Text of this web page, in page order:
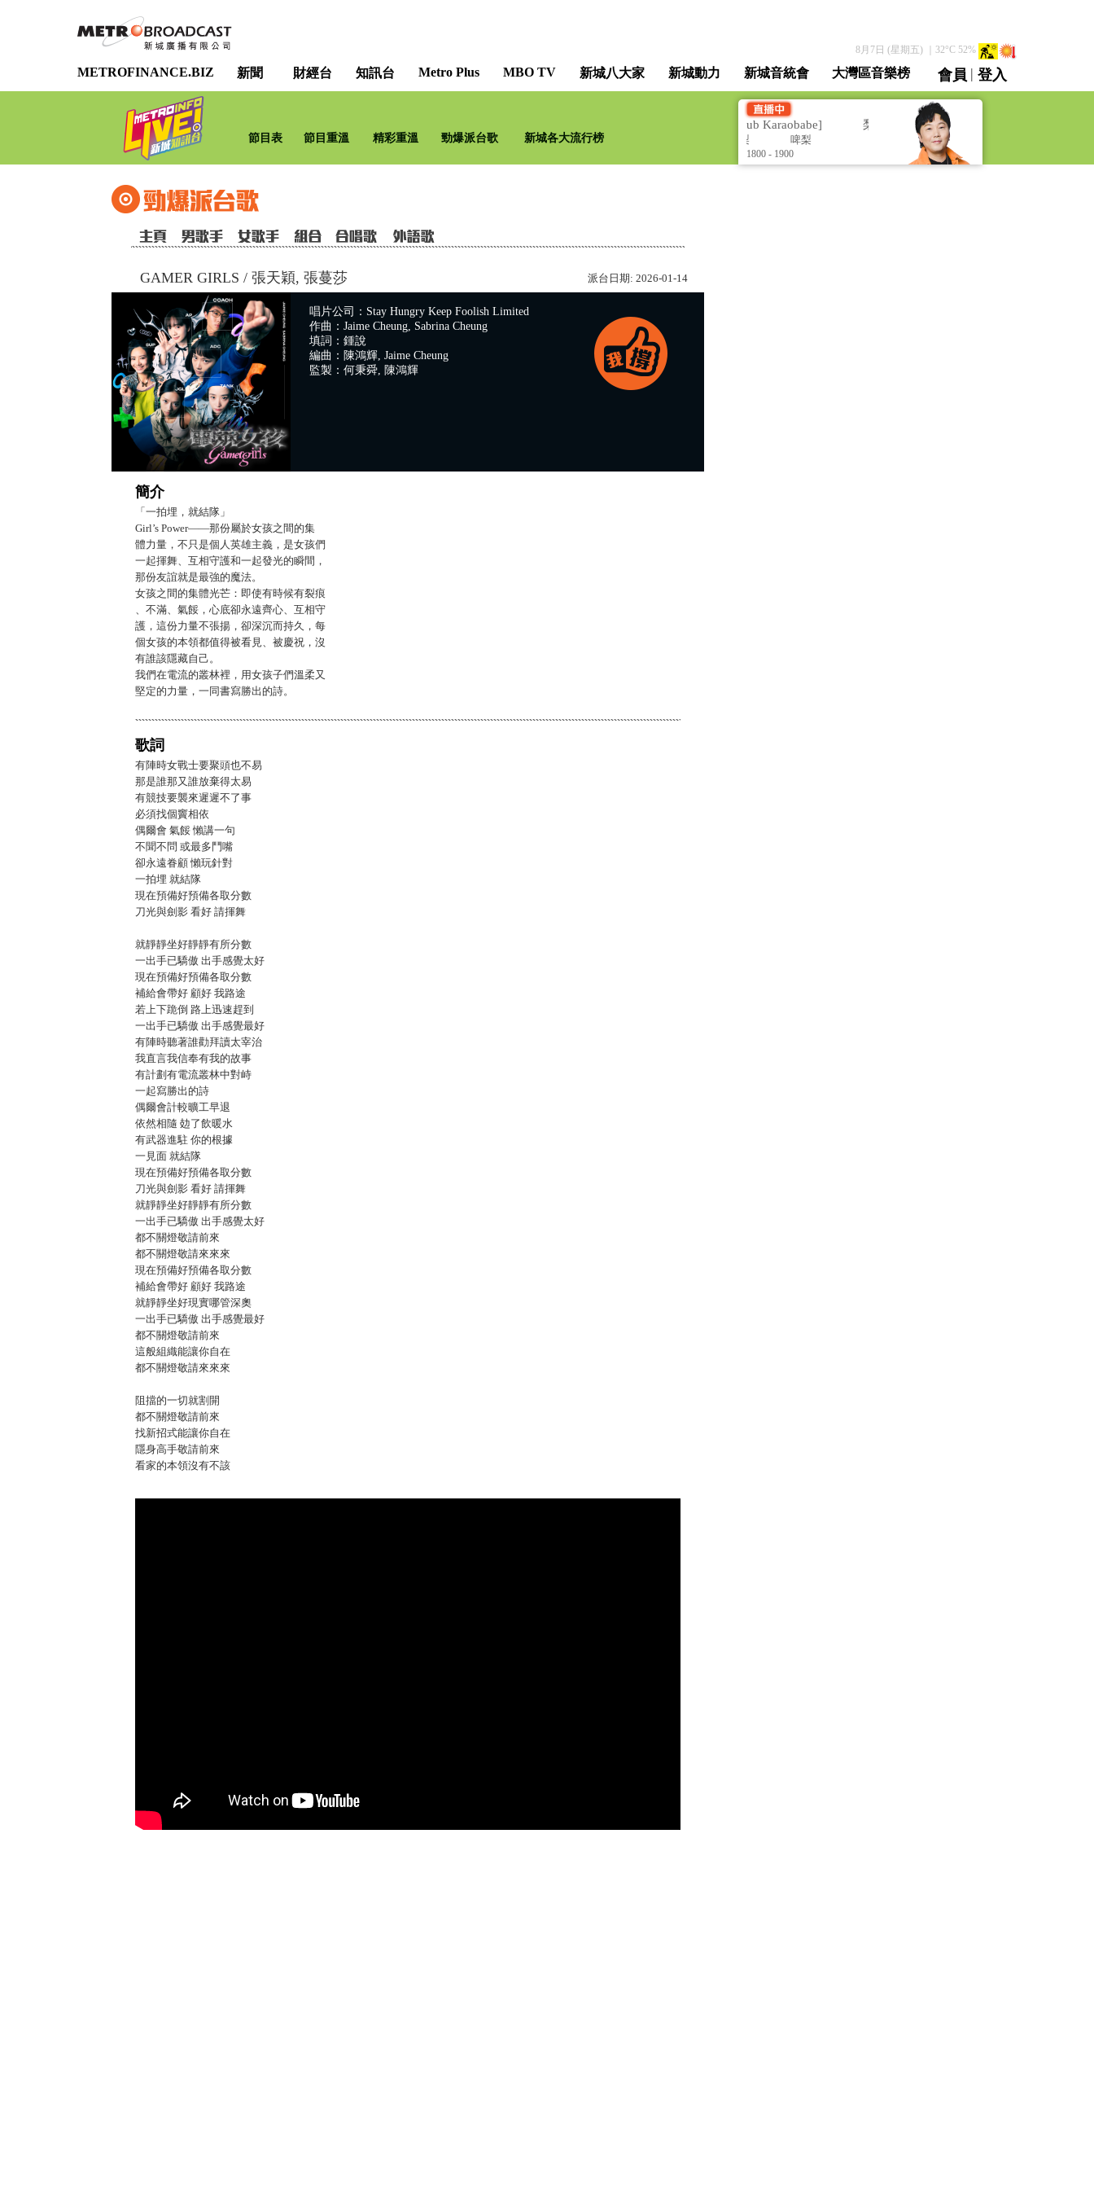
8月7日 (星期五)｜ 32°C 52%
METROFINANCE.BIZ 新聞 財經台 知訊台 Metro Plus MBO TV 新城八大家 新城動力 新城音統會 大灣區音樂榜 會員 | 登入
直播 / 重溫
節目表 節目重溫 精彩重溫 勁爆派台歌 新城各大流行榜
梨事會 卡拉 O!BABE [Barry's Hub Karaobabe] 梨事會 卡拉 O!BABE [Barry's Hub
啤梨
1800 - 1900
GAMER GIRLS / 張天穎, 張蔓莎 派台日期: 2026-01-14
唱片公司：Stay Hungry Keep Foolish Limited
作曲：Jaime Cheung, Sabrina Cheung
填詞：鍾說
編曲：陳鴻輝, Jaime Cheung
監製：何秉舜, 陳鴻輝
簡介
「一拍埋，就結隊」
Girl’s Power——那份屬於女孩之間的集
體力量，不只是個人英雄主義，是女孩們
一起揮舞、互相守護和一起發光的瞬間，
那份友誼就是最強的魔法。
女孩之間的集體光芒：即使有時候有裂痕
、不滿、氣餒，心底卻永遠齊心、互相守
護，這份力量不張揚，卻深沉而持久，每
個女孩的本領都值得被看見、被慶祝，沒
有誰該隱藏自己。
我們在電流的叢林裡，用女孩子們溫柔又
堅定的力量，一同書寫勝出的詩。
歌詞
有陣時女戰士要聚頭也不易
那是誰那又誰放棄得太易
有競技要襲來遲遲不了事
必須找個竇相依
偶爾會 氣餒 懶講一句
不聞不問 或最多鬥嘴
卻永遠眷顧 懶玩針對
一拍埋 就結隊
現在預備好預備各取分數
刀光與劍影 看好 請揮舞
就靜靜坐好靜靜有所分數
一出手已驕傲 出手感覺太好
現在預備好預備各取分數
補給會帶好 顧好 我路途
若上下跪倒 路上迅速趕到
一出手已驕傲 出手感覺最好
有陣時聽著誰勸拜讀太宰治
我直言我信奉有我的故事
有計劃有電流叢林中對峙
一起寫勝出的詩
偶爾會計較曠工早退
依然相隨 攰了飲暖水
有武器進駐 你的根據
一見面 就結隊
現在預備好預備各取分數
刀光與劍影 看好 請揮舞
就靜靜坐好靜靜有所分數
一出手已驕傲 出手感覺太好
都不關燈敬請前來
都不關燈敬請來來來
現在預備好預備各取分數
補給會帶好 顧好 我路途
就靜靜坐好現實哪管深奧
一出手已驕傲 出手感覺最好
都不關燈敬請前來
這般組織能讓你自在
都不關燈敬請來來來
阻擋的一切就割開
都不關燈敬請前來
找新招式能讓你自在
隱身高手敬請前來
看家的本領沒有不該